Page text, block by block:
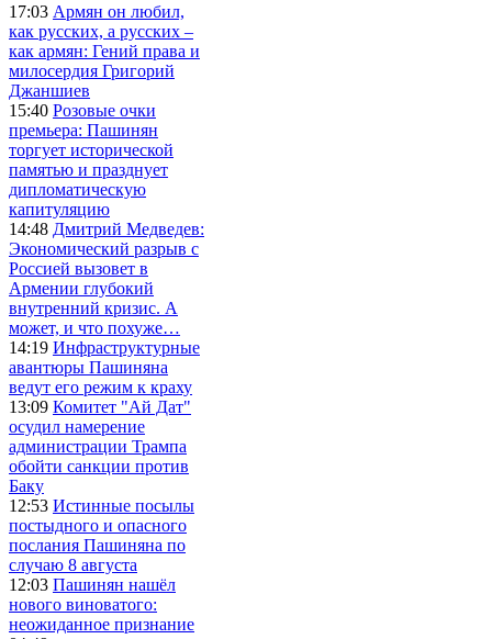
17:03 Армян он любил,
как русских, а русских –
как армян: Гений права и
милосердия Григорий
Джаншиев
15:40 Розовые очки
премьера: Пашинян
торгует исторической
памятью и празднует
дипломатическую
капитуляцию
14:48 Дмитрий Медведев:
Экономический разрыв с
Россией вызовет в
Армении глубокий
внутренний кризис. А
может, и что похуже…
14:19 Инфраструктурные
авантюры Пашиняна
ведут его режим к краху
13:09 Комитет "Ай Дат"
осудил намерение
администрации Трампа
обойти санкции против
Баку
12:53 Истинные посылы
постыдного и опасного
послания Пашиняна по
случаю 8 августа
12:03 Пашинян нашёл
нового виноватого:
неожиданное признание